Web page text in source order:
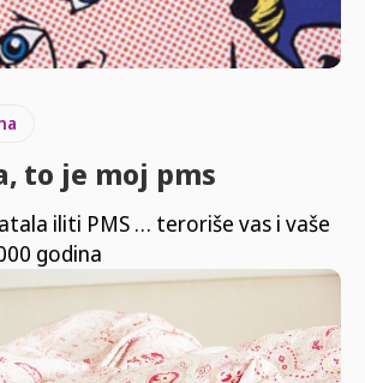
to je moj pms
iliti PMS … teroriše vas i vaše
godina